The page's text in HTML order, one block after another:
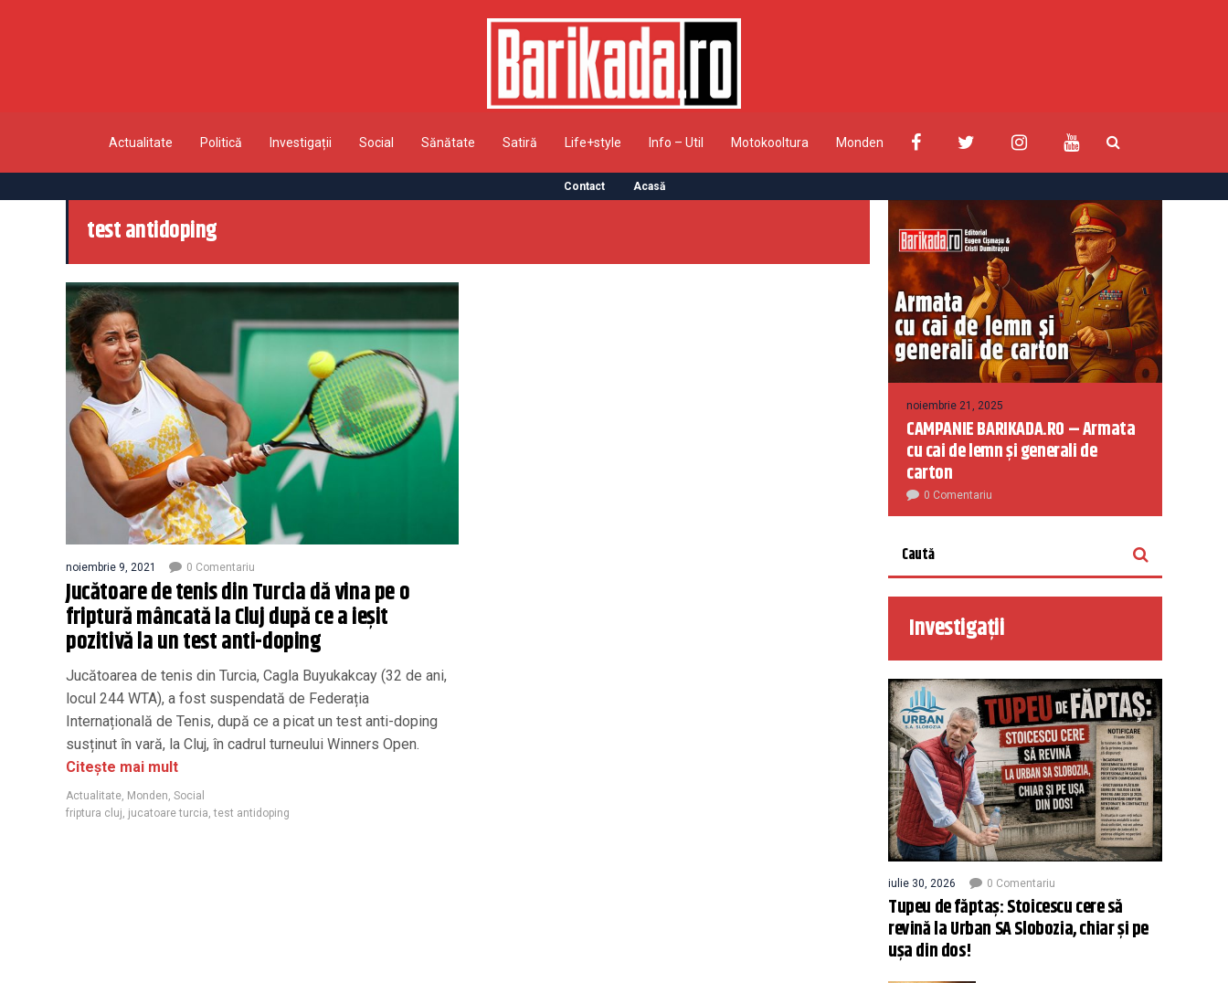
Actualitate Politică Investigații Social Sănătate Satiră Life+style Info – Util Motokooltura Monden
Contact Acasă
test antidoping
noiembrie 9, 2021 0 Comentariu
Jucătoare de tenis din Turcia dă vina pe o
friptură mâncată la Cluj după ce a ieșit
pozitivă la un test anti-doping
Jucătoarea de tenis din Turcia, Cagla Buyukakcay (32 de ani,
locul 244 WTA), a fost suspendată de Federația
Internațională de Tenis, după ce a picat un test anti-doping
susținut în vară, la Cluj, în cadrul turneului Winners Open.
Citește mai mult
Actualitate Monden Social
friptura cluj jucatoare turcia ,test antidoping
noiembrie 21, 2025
CAMPANIE BARIKADA.RO – Armata
cu cai de lemn și generali de
carton
0 Comentariu
Investigații
iulie 30, 2026 0 Comentariu
Tupeu de făptaș: Stoicescu cere să
revină la Urban SA Slobozia, chiar și pe
ușa din dos!